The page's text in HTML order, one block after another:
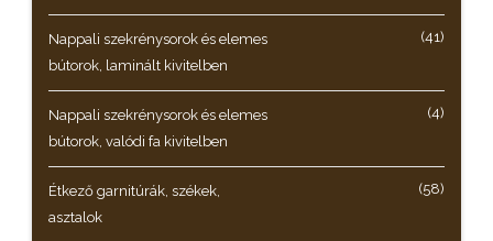
Nappali szekrénysorok és elemes
bútorok, laminált kivitelben
(41)
Nappali szekrénysorok és elemes
bútorok, valódi fa kivitelben
(4)
Étkező garnitúrák, székek,
asztalok
(58)